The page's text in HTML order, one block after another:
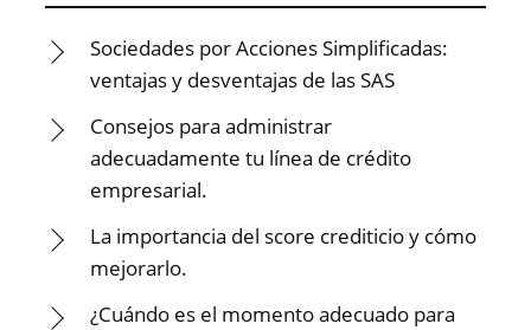
Sociedades por Acciones Simplificadas:
ventajas y desventajas de las SAS
Consejos para administrar
adecuadamente tu línea de crédito
empresarial.
La importancia del score crediticio y cómo
mejorarlo.
¿Cuándo es el momento adecuado para